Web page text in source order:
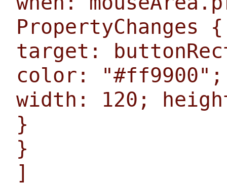
PropertyChanges {
target:
color: "#ff9900";
width: 120;
}
}
]